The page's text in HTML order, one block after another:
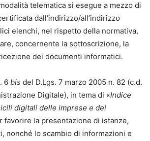
telematica si esegue a mezzo di
dall’indirizzo/all’indirizzo
elenchi, nel rispetto della normativa,
concernente la sottoscrizione, la
dei documenti informatici.
6 bis del D.Lgs. 7 marzo 2005 n. 82 (c.d.
Digitale), in tema di «Indice
digitali delle imprese e dei
favorire la presentazione di istanze,
nonché lo scambio di informazioni e